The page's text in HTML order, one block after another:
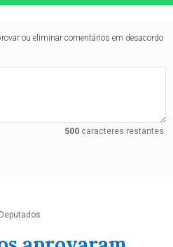
ou eliminar comentários em desacordo
500caracteres restantes.